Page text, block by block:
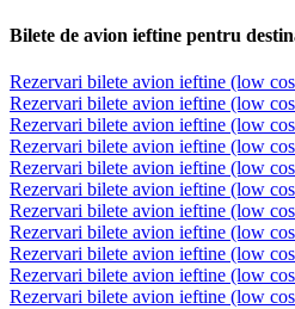
Bilete de avion ieftine pentru
Rezervari bilete avion ieftine (low
Rezervari bilete avion ieftine (low
Rezervari bilete avion ieftine (low
Rezervari bilete avion ieftine (low
Rezervari bilete avion ieftine (low
Rezervari bilete avion ieftine (low
Rezervari bilete avion ieftine (low
Rezervari bilete avion ieftine (low
Rezervari bilete avion ieftine (low
Rezervari bilete avion ieftine (low
Rezervari bilete avion ieftine (low